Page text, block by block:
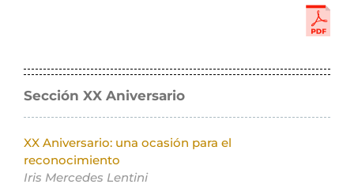
Sección XX Aniversario
XX Aniversario: una ocasión para el
reconocimiento
Iris Mercedes Lentini